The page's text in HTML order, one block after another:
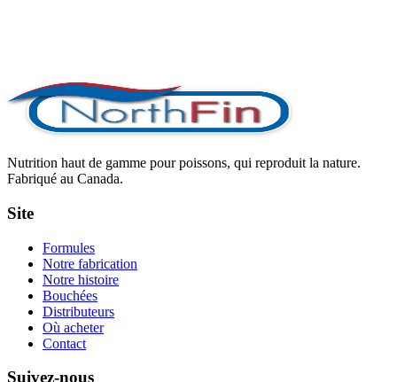
Nutrition haut de gamme pour poissons, qui reproduit la nature.
Fabriqué au Canada.
Site
Formules
Notre fabrication
Notre histoire
Bouchées
Distributeurs
Où acheter
Contact
Suivez-nous